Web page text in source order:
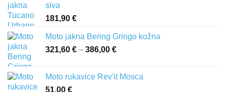
siva
181,90 €
Moto jakna Bering Gringo kožna
321,60 € – 386,00 €
321,60 €
Moto rukavice Rev'it Mosca
51,00 €